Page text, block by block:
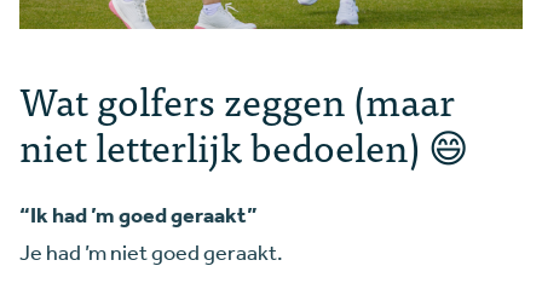
Wat golfers zeggen (maar
niet letterlijk bedoelen) 😄
“Ik had ’m goed geraakt”
Je had ’m niet goed geraakt.